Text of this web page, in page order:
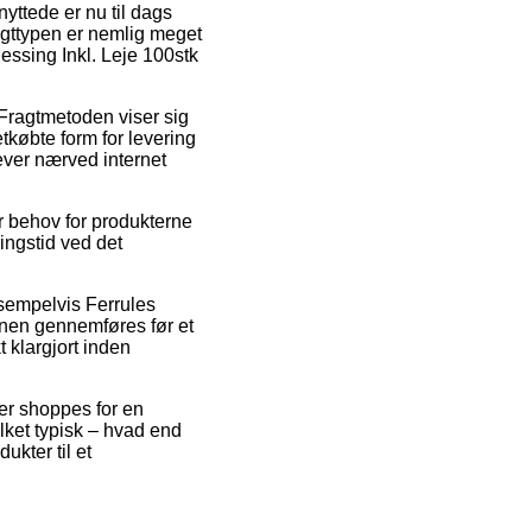
er nu til dags
er nemlig meget
Inkl. Leje 100stk
viser sig
form for levering
nærved internet
for produkterne
ved det
Ferrules
gennemføres før et
klargjort inden
shoppes for en
typisk – hvad end
til et